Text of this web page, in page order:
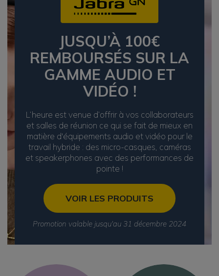
JUSQU’À 100€
REMBOURSÉS SUR LA
GAMME AUDIO ET
VIDÉO !
L’heure est venue d’offrir à vos collaborateurs
et salles de réunion ce qui se fait de mieux en
matière d'équipements audio et vidéo pour le
travail hybride : des micro-casques, caméras
et speakerphones avec des performances de
pointe !
VOIR LES PRODUITS
Promotion valable jusqu'au 31 décembre 2024
Image Image